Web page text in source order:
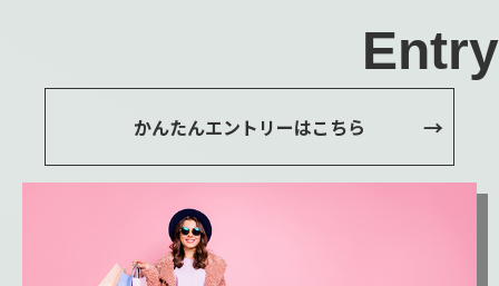
Entry
かんたんエントリーはこちら